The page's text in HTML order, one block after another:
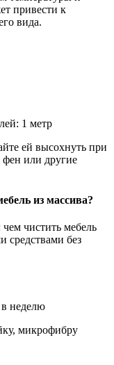
привести к
вида.
1 метр
ей высохнуть при
фен или другие
из массива?
чистить мебель
средствами без
в неделю
микрофибру